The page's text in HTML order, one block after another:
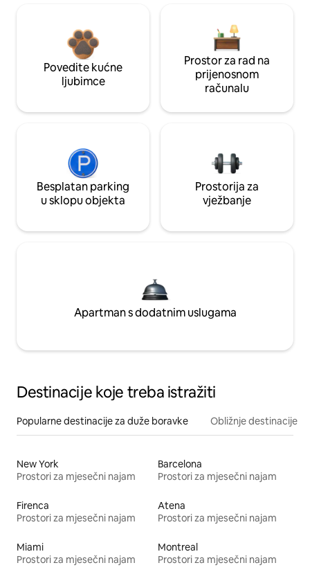
Povedite kućne
ljubimce
Prostor za rad na
prijenosnom
računalu
Besplatan parking
u sklopu objekta
Prostorija za
vježbanje
Apartman s dodatnim uslugama
Destinacije koje treba istražiti
Popularne destinacije za duže boravke Obližnje destinacije
New York
Prostori za mjesečni najam
Barcelona
Prostori za mjesečni najam
Firenca
Prostori za mjesečni najam
Atena
Prostori za mjesečni najam
Miami
Prostori za mjesečni najam
Montreal
Prostori za mjesečni najam